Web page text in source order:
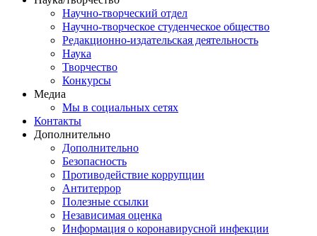
Научно-творческий отдел
Научно-творческое студенческое общество
Редакционно-издательская деятельность
Наука
Творчество
Конкурсы
Медиа
Мы в социальных сетях
Контакты
Дополнительно
Дополнительно
Безопасность
Противодействие коррупции
Антитеррор
Полезные ссылки
Независимая оценка
Информация о коронавирусной инфекции